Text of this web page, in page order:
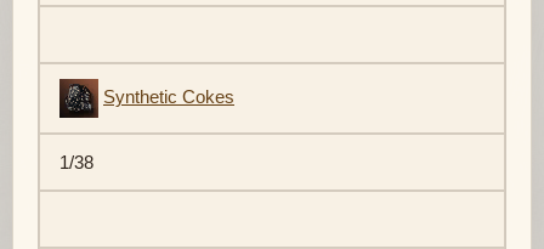
Synthetic Cokes
1/38